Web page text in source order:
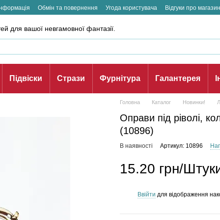
Обмін та повернення Угода користувача Відгуки про магазин
для вашої невгамовної фантазії.
Підвіски Стрази Фурнітура Галантерея
Головна Каталог Новинки!
Оправи пiд ріволі,
(10896)
В наявності Артикул: 10896
15.20 грн/
Ввійти для відображення